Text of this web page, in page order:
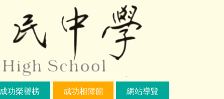
成功榮譽榜 成功相簿館 網站導覽